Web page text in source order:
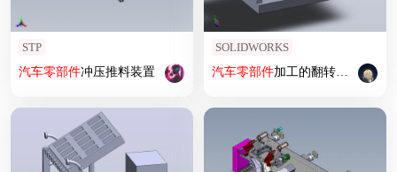
STP
汽车零部件冲压推料装置
SOLIDWORKS
汽车零部件加工的翻转装置